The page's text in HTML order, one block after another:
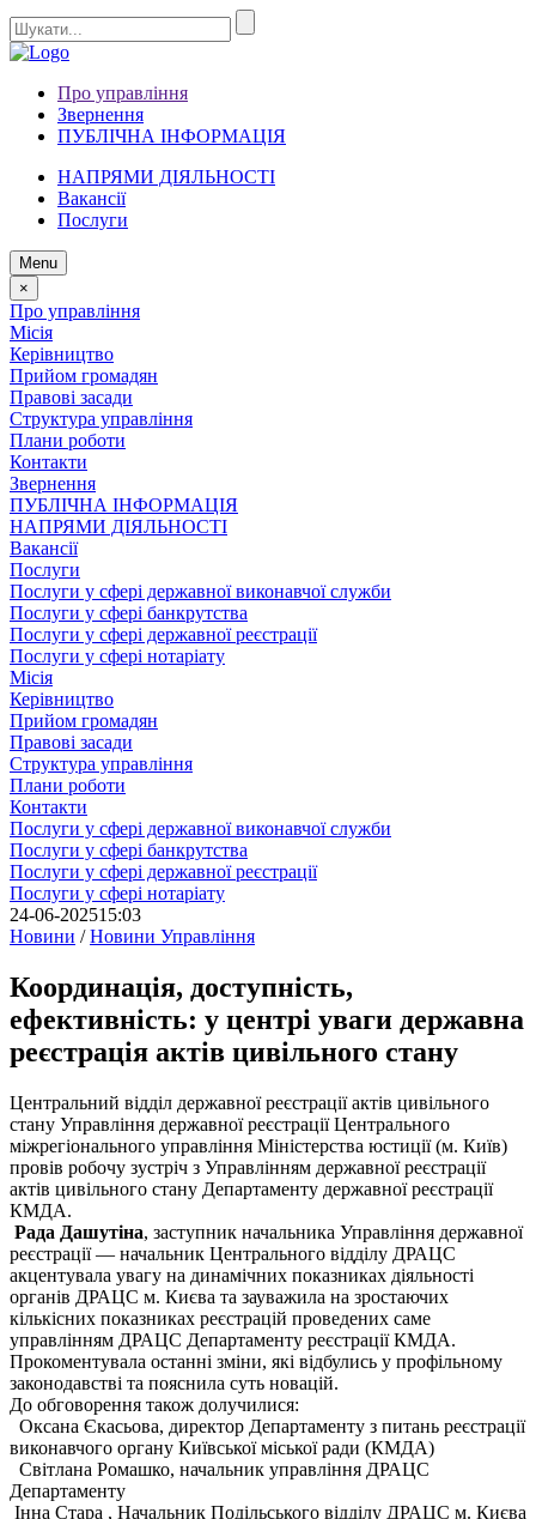
Про управління
Звернення
ПУБЛІЧНА ІНФОРМАЦІЯ
НАПРЯМИ ДІЯЛЬНОСТІ
Вакансії
Послуги
Menu
×
Про управління
Місія
Керівництво
Прийом громадян
Правові засади
Структура управління
Плани роботи
Контакти
Звернення
ПУБЛІЧНА ІНФОРМАЦІЯ
НАПРЯМИ ДІЯЛЬНОСТІ
Вакансії
Послуги
Послуги у сфері державної виконавчої служби
Послуги у сфері банкрутства
Послуги у сфері державної реєстрації
Послуги у сфері нотаріату
Місія
Керівництво
Прийом громадян
Правові засади
Структура управління
Плани роботи
Контакти
Послуги у сфері державної виконавчої служби
Послуги у сфері банкрутства
Послуги у сфері державної реєстрації
Послуги у сфері нотаріату
24-06-202515:03
Новини /Новини Управління
Координація, доступність,
ефективність: у центрі уваги державна
реєстрація актів цивільного стану
Центральний відділ державної реєстрації актів цивільного
стану Управління державної реєстрації Центрального
міжрегіонального управління Міністерства юстиції (м. Київ)
провів робочу зустріч з Управлінням державної реєстрації
актів цивільного стану Департаменту державної реєстрації
КМДА.
Рада Дашутіна, заступник начальника Управління державної
реєстрації — начальник Центрального відділу ДРАЦС
акцентувала увагу на динамічних показниках діяльності
органів ДРАЦС м. Києва та зауважила на зростаючих
кількісних показниках реєстрацій проведених саме
управлінням ДРАЦС Департаменту реєстрації КМДА.
Прокоментувала останні зміни, які відбулись у профільному
законодавстві та пояснила суть новацій.
До обговорення також долучилися:
Оксана Єкасьова, директор Департаменту з питань реєстрації
виконавчого органу Київської міської ради (КМДА)
Світлана Ромашко, начальник управління ДРАЦС
Департаменту
Інна Стара , Начальник Подільського відділу ДРАЦС м. Києва